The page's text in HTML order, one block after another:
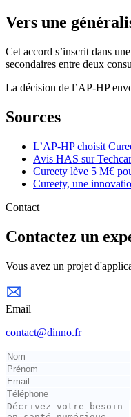
Vers une
Cet accord s’inscrit dans
secondaires entre deux
La décision de l’AP-HP
Sources
L’AP-HP choisit
Avis HAS sur
Cureety lève 5 M€
Cureety, une
Contact
Contactez un
Vous avez un projet
Email
contact@dinno.fr